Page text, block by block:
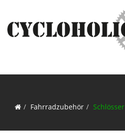
Fahrradzubehör Schlösser